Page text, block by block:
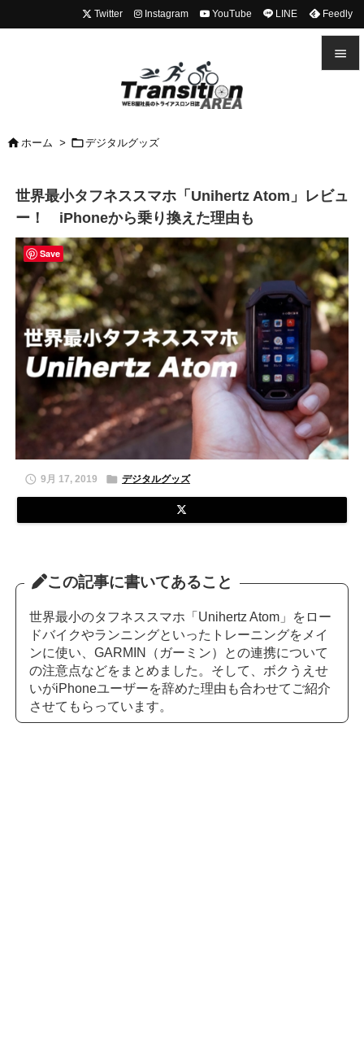

次へ
検索
Twitter Instagram YouTube LINE Feedly
 ホーム > デジタルグッズ
世界最小タフネススマホ「Unihertz Atom」レビュ
ー！ iPhoneから乗り換えた理由も
 9月 17, 2019  デジタルグッズ
この記事に書いてあること
世界最小のタフネススマホ「Unihertz Atom」をロー
ドバイクやランニングといったトレーニングをメイ
ンに使い、GARMIN（ガーミン）との連携について
の注意点などをまとめました。そして、ボクうえせ
いがiPhoneユーザーを辞めた理由も合わせてご紹介
させてもらっています。
Save